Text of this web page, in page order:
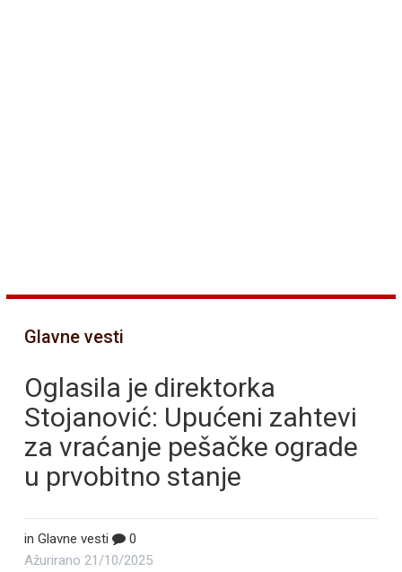
Glavne vesti
Oglasila je direktorka
Stojanović: Upućeni zahtevi
za vraćanje pešačke ograde
u prvobitno stanje
in Glavne vesti
0
Ažurirano 21/10/2025